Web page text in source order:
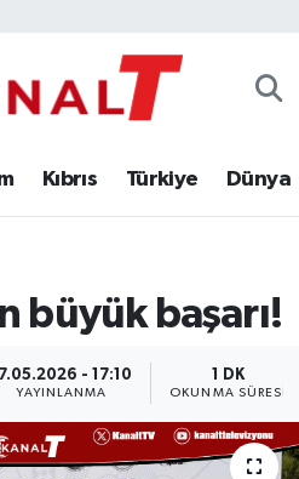
Kıbrıs Türkiye Dünya
büyük başarı!
- 17:10
YAYINLANMA
1 DK
OKUNMA SÜRESI